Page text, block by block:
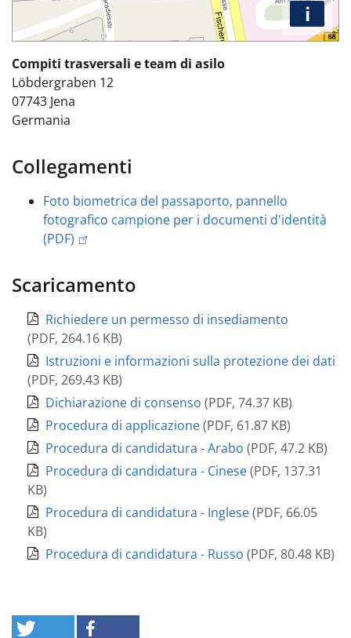
i
Compiti trasversali e team di asilo
Löbdergraben 12
07743 Jena
Germania
Collegamenti
Foto biometrica del passaporto, pannello
fotografico campione per i documenti d'identità
(PDF)
Scaricamento
Richiedere un permesso di insediamento
(PDF, 264.16 KB)
Istruzioni e informazioni sulla protezione dei dati
(PDF, 269.43 KB)
Dichiarazione di consenso (PDF, 74.37 KB)
Procedura di applicazione(PDF, 61.87 KB)
Procedura di candidatura - Arabo (PDF, 47.2 KB)
Procedura di candidatura - Cinese(PDF, 137.31
KB)
Procedura di candidatura - Inglese(PDF, 66.05
KB)
Procedura di candidatura - Russo (PDF, 80.48 KB)